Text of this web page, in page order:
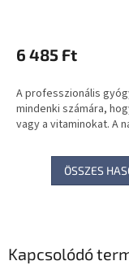
Kapcsolódó
6 485 Ft
A professzionális
mindenki számára,
vagy a vitaminokat. A
ÖSSZES